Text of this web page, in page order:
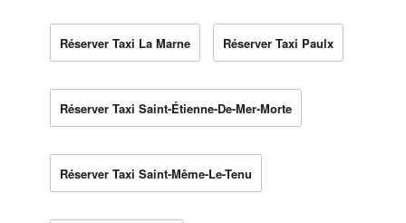
Réserver Taxi La Marne Réserver Taxi Paulx
Réserver Taxi Saint-Étienne-De-Mer-Morte
Réserver Taxi Saint-Même-Le-Tenu